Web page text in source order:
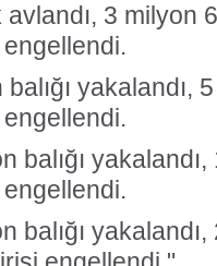
3 milyon
engellendi.
yakalandı,
engellendi.
balığı
engellendi.
balığı